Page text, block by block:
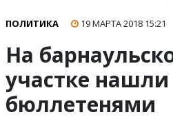
ПОЛИТИКА 19 МАРТА 2018 15:21
На
участке
бюллетенями